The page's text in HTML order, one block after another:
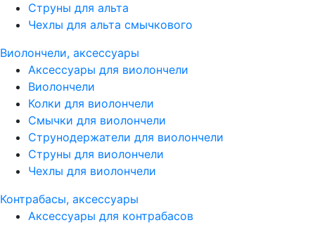
Струны для альта
Чехлы для альта смычкового
Виолончели, аксессуары
Аксессуары для виолончели
Виолончели
Колки для виолончели
Смычки для виолончели
Струнодержатели для виолончели
Струны для виолончели
Чехлы для виолончели
Контрабасы, аксессуары
Аксессуары для контрабасов